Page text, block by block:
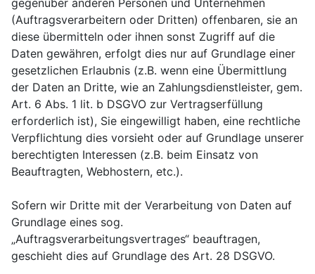
gegenüber anderen Personen und Unternehmen
(Auftragsverarbeitern oder Dritten) offenbaren, sie an
diese übermitteln oder ihnen sonst Zugriff auf die
Daten gewähren, erfolgt dies nur auf Grundlage einer
gesetzlichen Erlaubnis (z.B. wenn eine Übermittlung
der Daten an Dritte, wie an Zahlungsdienstleister, gem.
Art. 6 Abs. 1 lit. b DSGVO zur Vertragserfüllung
erforderlich ist), Sie eingewilligt haben, eine rechtliche
Verpflichtung dies vorsieht oder auf Grundlage unserer
berechtigten Interessen (z.B. beim Einsatz von
Beauftragten, Webhostern, etc.).
Sofern wir Dritte mit der Verarbeitung von Daten auf
Grundlage eines sog.
„Auftragsverarbeitungsvertrages“ beauftragen,
geschieht dies auf Grundlage des Art. 28 DSGVO.